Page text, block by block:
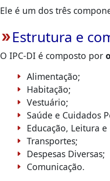
Ele é um dos três
double_arrow Estrutura e
O IPC-DI é composto por
Alimentação;
Habitação;
Vestuário;
Saúde e Cuidados
Educação, Leitura e
Transportes;
Despesas Diversas;
Comunicação.